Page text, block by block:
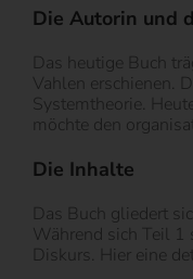
Die Autorin und
Das heutige Buch
Vahlen erschienen.
Systemtheorie.
möchte den
Die Inhalte
Das Buch gliedert
Während sich Teil 1
Diskurs. Hier eine